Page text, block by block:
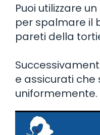
Puoi utilizzare
per spalmare il
pareti della
e assicurati che
uniformemente.